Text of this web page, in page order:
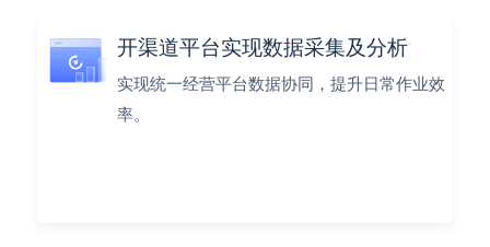
开渠道平台实现数据采集及分析
实现统一经营平台数据协同，提升日常作业效
率。